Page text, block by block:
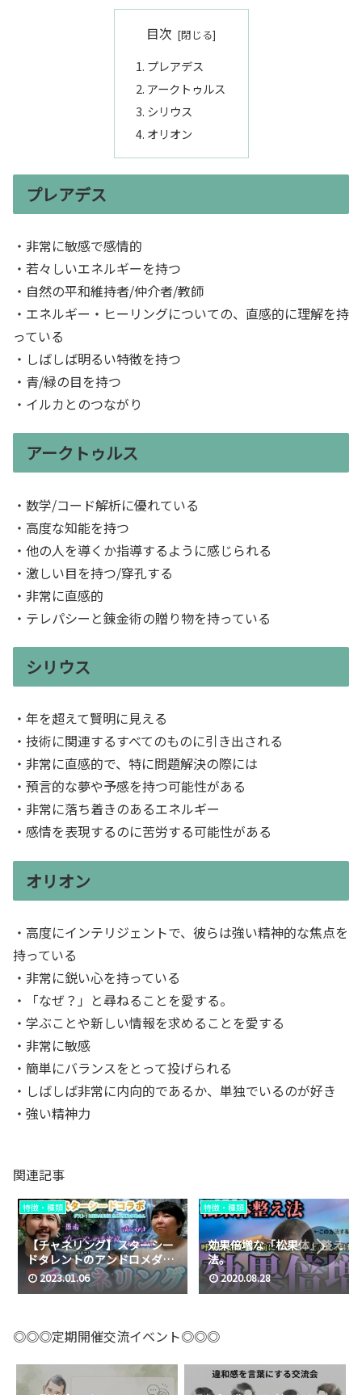
目次
プレアデス
アークトゥルス
シリウス
オリオン
プレアデス
・非常に敏感で感情的
・若々しいエネルギーを持つ
・自然の平和維持者/仲介者/教師
・エネルギー・ヒーリングについての、直感的に理解を持
っている
・しばしば明るい特徴を持つ
・青/緑の目を持つ
・イルカとのつながり
アークトゥルス
・数学/コード解析に優れている
・高度な知能を持つ
・他の人を導くか指導するように感じられる
・激しい目を持つ/穿孔する
・非常に直感的
・テレパシーと錬金術の贈り物を持っている
シリウス
・年を超えて賢明に見える
・技術に関連するすべてのものに引き出される
・非常に直感的で、特に問題解決の際には
・預言的な夢や予感を持つ可能性がある
・非常に落ち着きのあるエネルギー
・感情を表現するのに苦労する可能性がある
オリオン
・高度にインテリジェントで、彼らは強い精神的な焦点を
持っている
・非常に鋭い心を持っている
・「なぜ？」と尋ねることを愛する。
・学ぶことや新しい情報を求めることを愛する
・非常に敏感
・簡単にバランスをとって投げられる
・しばしば非常に内向的であるか、単独でいるのが好き
・強い精神力
関連記事
特徴・種類
【チャネリング】スターシー
ドタレントのアンドロメダ系
MEDAUMEさんに瀬織津姫メ
ッセージをお届け/ブレーメン
2023.01.06
特徴・種類
効果倍増な「松果体」整え
法。
2020.08.28
◎◎◎定期開催交流イベント◎◎◎